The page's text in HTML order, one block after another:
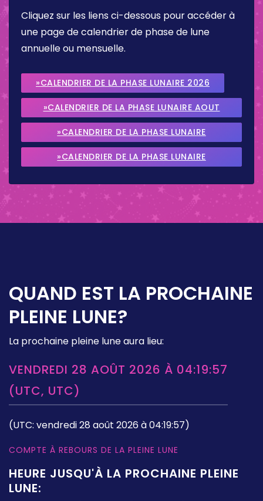
Cliquez sur les liens ci-dessous pour accéder à
une page de calendrier de phase de lune
annuelle ou mensuelle.
»CALENDRIER DE LA PHASE LUNAIRE 2026
»CALENDRIER DE LA PHASE LUNAIRE AOUT
2026
»CALENDRIER DE LA PHASE LUNAIRE
SEPTEMBRE 2026
»CALENDRIER DE LA PHASE LUNAIRE
QUAND EST LA PROCHAINE
PLEINE LUNE?
La prochaine pleine lune aura lieu:
VENDREDI 28 AOÛT 2026 À 04:19:57
(UTC, UTC)
(UTC: vendredi 28 août 2026 à 04:19:57)
COMPTE À REBOURS DE LA PLEINE LUNE
HEURE JUSQU'À LA PROCHAINE PLEINE
LUNE: